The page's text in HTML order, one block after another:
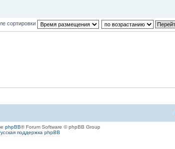
сортировки
phpBB® Forum Software © phpBB Group
поддержка phpBB